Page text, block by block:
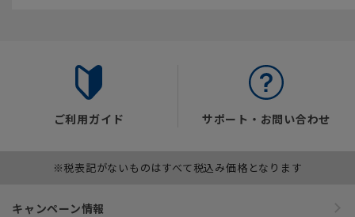
ご利用ガイド サポート・お問い合わせ
※税表記がないものはすべて税込み価格となります
キャンペーン情報